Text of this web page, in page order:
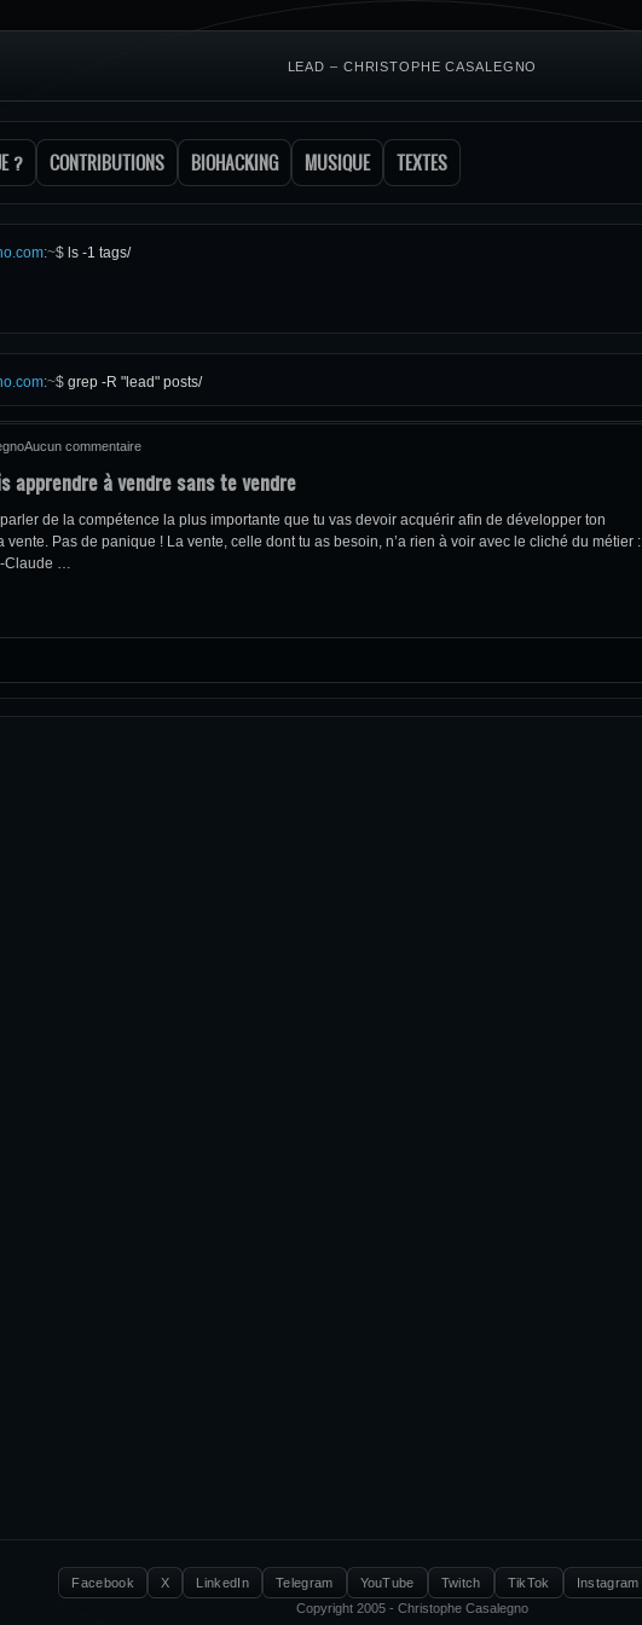
LEAD – CHRISTOPHE CASALEGNO
? CONTRIBUTIONS BIOHACKING MUSIQUE TEXTES
:~$ ls -1 tags/
:~$ grep -R "lead" posts/
Aucun commentaire
apprendre à vendre sans te vendre
de la compétence la plus importante que tu vas devoir acquérir afin de développer ton
vente. Pas de panique ! La vente, celle dont tu as besoin, n’a rien à voir avec le cliché du métier :
…
Facebook X LinkedIn Telegram YouTube Twitch TikTok Instagram
Copyright 2005 - Christophe Casalegno